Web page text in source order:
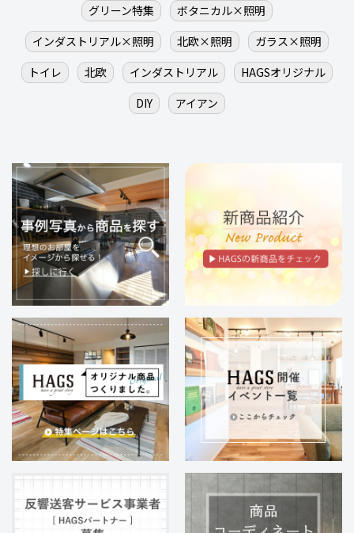
グリーン特集
ボタニカル×照明
インダストリアル×照明
北欧×照明
ガラス×照明
トイレ
北欧 インダストリアル
HAGSオリジナル
DIY
アイアン